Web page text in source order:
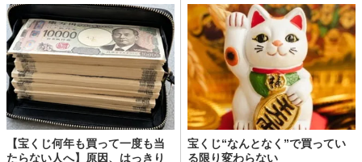
【宝くじ何年も買って一度も当
たらない人へ】原因、はっきり
宝くじ“なんとなく”で買ってい
る限り変わらない